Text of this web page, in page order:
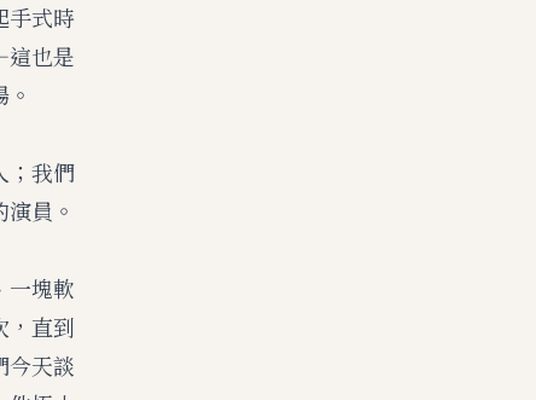
手式時
這也是
；我們
員。
一塊軟
，直到
今天談